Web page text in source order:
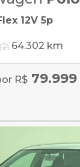
12V 5p
64.302 km
R$ 79.999